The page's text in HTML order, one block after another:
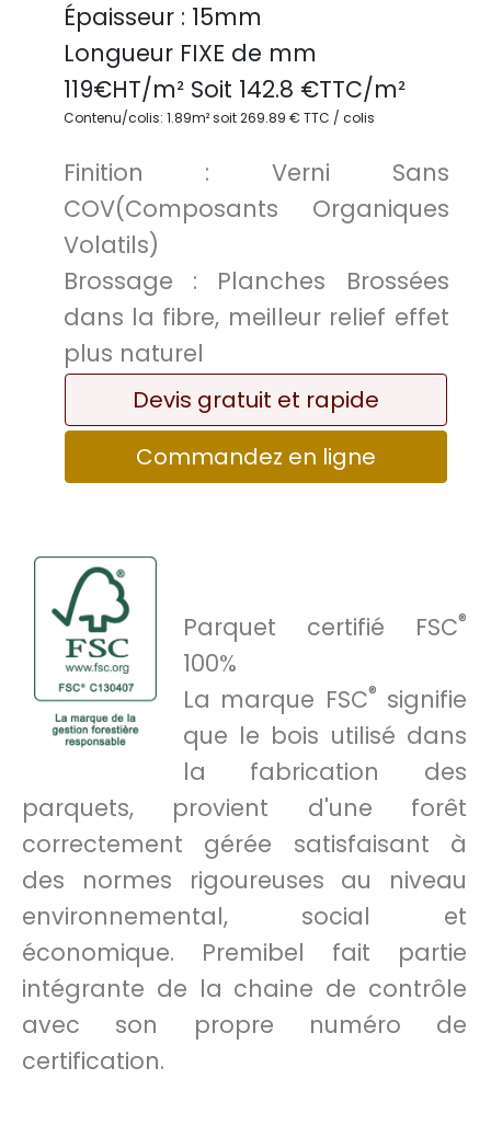
Épaisseur : 15mm
Longueur FIXE de mm
119€HT/m² Soit 142.8 €TTC/m²
Contenu/colis: 1.89m² soit 269.89 € TTC / colis
Finition : Verni Sans
COV(Composants Organiques
Volatils)
Brossage : Planches Brossées
dans la fibre, meilleur relief effet
plus naturel
Devis gratuit et rapide
Commandez en ligne
Parquet certifié FSC®
100%
La marque FSC® signifie
que le bois utilisé dans
la fabrication des
parquets, provient d'une forêt
correctement gérée satisfaisant à
des normes rigoureuses au niveau
environnemental, social et
économique. Premibel fait partie
intégrante de la chaine de contrôle
avec son propre numéro de
certification.